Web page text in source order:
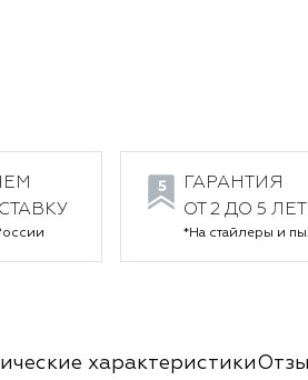
ГАРАНТИЯ
ОТ 2 ДО 5
*На стайлеры и
характеристики